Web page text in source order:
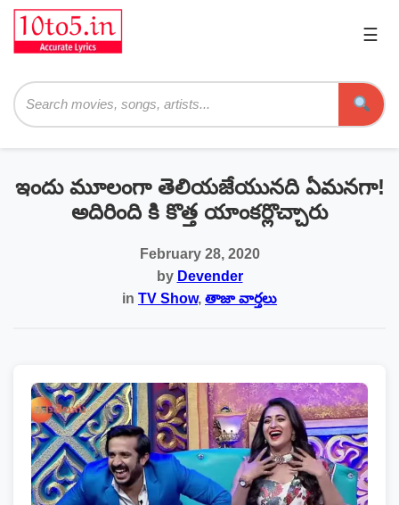
☰
ఇందు మూలంగా తెలియజేయునది ఏమనగా!
అదిరింది కి కొత్త యాంకర్లొచ్చారు
February 28, 2020
by Devender
in TV Show, తాజా వార్తలు